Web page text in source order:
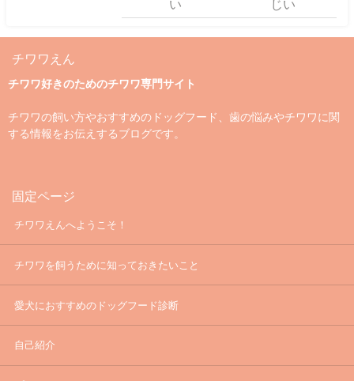
い
じい
チワワえん
チワワ好きのためのチワワ専門サイト
チワワの飼い方やおすすめのドッグフード、歯の悩みやチワワに関
する情報をお伝えするブログです。
固定ページ
チワワえんへようこそ！
チワワを飼うために知っておきたいこと
愛犬におすすめのドッグフード診断
自己紹介